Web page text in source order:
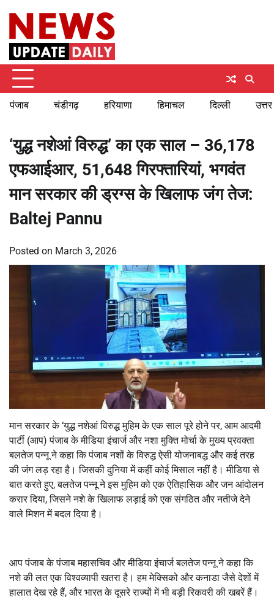
content
पंजाब चंडीगढ़ हरियाणा हिमाचल दिल्ली
‘युद्ध नशेआं विरुद्ध’ का एक साल – 36,178
एफआईआर, 51,648 गिरफ्तारियां, भगवंत
मान सरकार की ड्रग्स के खिलाफ जंग तेज:
Baltej Pannu
Posted on March 3, 2026
मान सरकार के ‘युद्ध नशेआं विरुद्ध मुहिम के एक साल पूरे होने पर, आम आदमी
पार्टी (आप) पंजाब के मीडिया इंचार्ज और नशा मुक्ति मोर्चा के मुख्य प्रवक्ता
बलतेज पन्नू ने कहा कि पंजाब नशों के विरुद्ध ऐसी योजनाबद्ध और कई तरह
की जंग लड़ रहा है। जिसकी दुनिया में कहीं कोई मिसाल नहीं है। मीडिया से
बात करते हुए, बलतेज पन्नू ने इस मुहिम को एक ऐतिहासिक और जन आंदोलन
करार दिया, जिसने नशे के खिलाफ लड़ाई को एक संगठित और नतीजे देने
वाले मिशन में बदल दिया है।
आप पंजाब के पंजाब महासचिव और मीडिया इंचार्ज बलतेज पन्नू ने कहा कि
नशे की लत एक विश्वव्यापी खतरा है। हम मेक्सिको और कनाडा जैसे देशों में
हालात देख रहे हैं, और भारत के दूसरे राज्यों में भी बड़ी रिकवरी की खबरें हैं।